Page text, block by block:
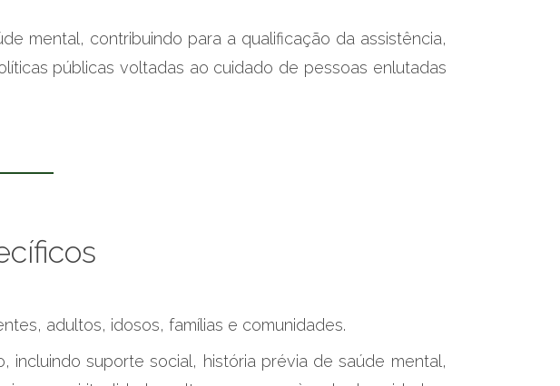
mental, contribuindo para a qualificação da assistência,
públicas voltadas ao cuidado de pessoas enlutadas
adultos, idosos, famílias e comunidades.
suporte social, história prévia de saúde mental,